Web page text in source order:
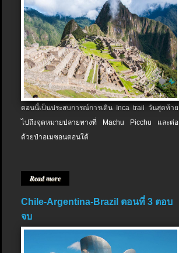
ตอนนี้เป็นประสบการณ์การเดิน Inca trail วันสุดท้าย
ไปถึงจุดหมายปลายทางที่ Machu Picchu และต่อ
ด้วยป่าอเมซอนตอนใต้
Read more
Chile-Argentina-Brazil ตอนที่ 3 ตอบ
จบ